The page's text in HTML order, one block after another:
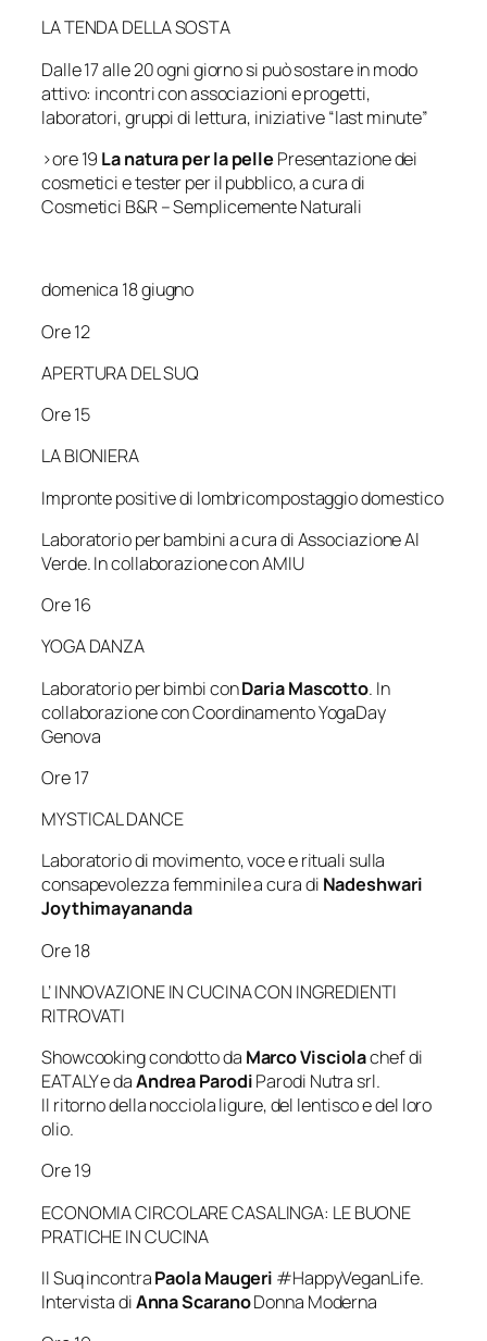
LA TENDA DELLA SOSTA
Dalle 17 alle 20 ogni giorno si può sostare in modo
attivo: incontri con associazioni e progetti,
laboratori, gruppi di lettura, iniziative “last minute”
>ore 19 La natura per la pelle Presentazione dei
cosmetici e tester per il pubblico, a cura di
Cosmetici B&R – Semplicemente Naturali
domenica 18 giugno
Ore 12
APERTURA DEL SUQ
Ore 15
LA BIONIERA
Impronte positive di lombricompostaggio domestico
Laboratorio per bambini a cura di Associazione Al
Verde. In collaborazione con AMIU
Ore 16
YOGA DANZA
Laboratorio per bimbi conDaria Mascotto. In
collaborazione con Coordinamento YogaDay
Genova
Ore 17
MYSTICAL DANCE
Laboratorio di movimento, voce e rituali sulla
consapevolezza femminile a cura di Nadeshwari
Joythimayananda
Ore 18
L’ INNOVAZIONE IN CUCINA CON INGREDIENTI
RITROVATI
Showcooking condotto da Marco Visciolachef di
EATALY e daAndrea ParodiParodi Nutra srl.
Il ritorno della nocciola ligure, del lentisco e del loro
olio.
Ore 19
ECONOMIA CIRCOLARE CASALINGA: LE BUONE
PRATICHE IN CUCINA
Il Suq incontraPaola Maugeri #HappyVeganLife.
Intervista diAnna ScaranoDonna Moderna